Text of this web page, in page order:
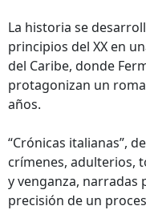
La historia se
principios del XX en
del Caribe, donde
protagonizan un
años.
“Crónicas italianas”,
crímenes, adulterios,
y venganza, narradas
precisión de un